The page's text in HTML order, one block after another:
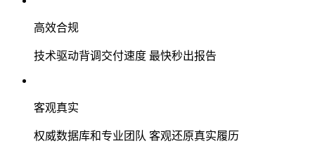
高效合规
技术驱动背调交付速度 最快秒出报告
客观真实
权威数据库和专业团队 客观还原真实履历